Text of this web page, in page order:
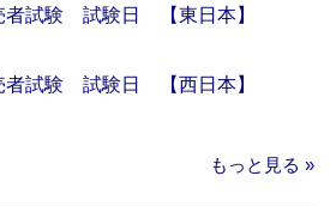
試験 試験日 【東日本】
試験 試験日 【西日本】
もっと見る »